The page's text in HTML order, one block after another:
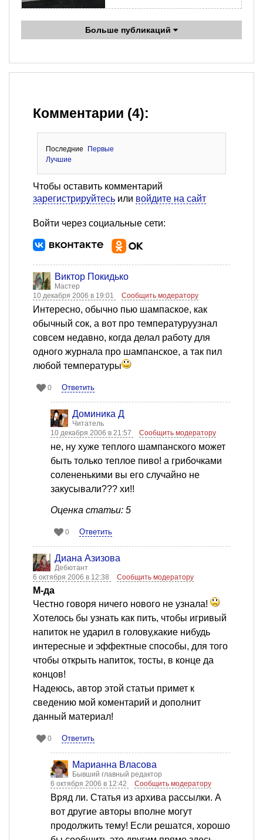
Больше публикаций
Комментарии (4):
Последние
Первые
Лучшие
Чтобы оставить комментарий
зарегистрируйтесь или войдите на сайт
Войти через социальные сети:
Виктор Покидько
Мастер
10 декабря 2006 в 19:01
Сообщить модератору
Интересно, обычно пью шампаское, как
обычный сок, а вот про температуруузнал
совсем недавно, когда делал работу для
одного журнала про шампанское, а так пил
любой температуры
0 Ответить
Доминика Д
Читатель
10 декабря 2006 в 21:57
Сообщить модератору
не, ну хуже теплого шампанского может
быть только теплое пиво! а грибочками
солененькими вы его случайно не
закусывали??? хи!!
Оценка статьи: 5
0 Ответить
Диана Азизова
Дебютант
6 октября 2006 в 12:38
Сообщить модератору
М-да
Честно говоря ничего нового не узнала!
Хотелось бы узнать как пить, чтобы игривый
напиток не ударил в голову,какие нибудь
интересные и эффектные способы, для того
чтобы открыть напиток, тосты, в конце да
концов!
Надеюсь, автор этой статьи примет к
сведению мой коментарий и дополнит
данный материал!
0 Ответить
Марианна Власова
Бывший главный редактор
6 октября 2006 в 12:42
Сообщить модератору
Вряд ли. Статья из архива рассылки. А
вот другие авторы вполне могут
продолжить тему! Если решатся, хорошо